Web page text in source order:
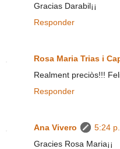
Gracias Darabil¡¡
Responder
Rosa Maria Trias i
Realment preciòs!!!
Responder
Ana Vivero
5:24 p.
Gracies Rosa Maria¡¡